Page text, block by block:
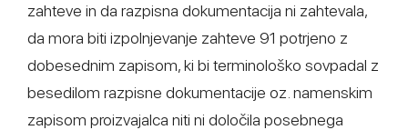
zahteve in da razpisna dokumentacija ni zahtevala,
da mora biti izpolnjevanje zahteve 91 potrjeno z
dobesednim zapisom, ki bi terminološko sovpadal z
besedilom razpisne dokumentacije oz. namenskim
zapisom proizvajalca niti ni določila posebnega